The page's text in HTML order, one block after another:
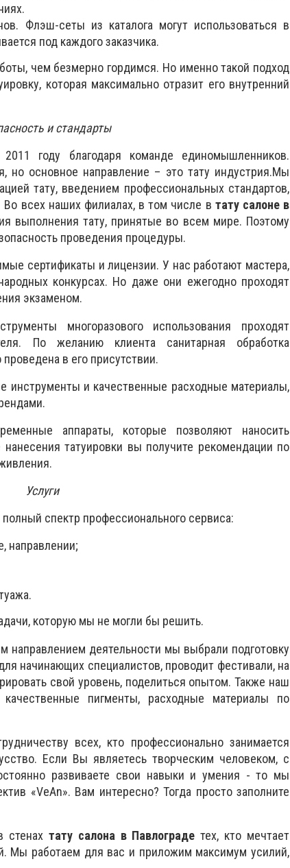
Флэш-сеты из каталога могут использоваться в
под каждого заказчика.
чем безмерно гордимся. Но именно такой подход
которая максимально отразит его внутренний
и стандарты
году благодаря команде единомышленников.
но основное направление – это тату индустрия.Мы
тату, введением профессиональных стандартов,
Во всех наших филиалах, в том числе в тату салоне в
выполнения тату, принятые во всем мире. Поэтому
проведения процедуры.
сертификаты и лицензии. У нас работают мастера,
конкурсах. Но даже они ежегодно проходят
экзаменом.
многоразового использования проходят
По желанию клиента санитарная обработка
в его присутствии.
инструменты и качественные расходные материалы,
аппараты, которые позволяют наносить
татуировки вы получите рекомендации по
Услуги
полный спектр профессионального сервиса:
направлении;
которую мы не могли бы решить.
направлением деятельности мы выбрали подготовку
начинающих специалистов, проводит фестивали, на
свой уровень, поделиться опытом. Также наш
качественные пигменты, расходные материалы по
всех, кто профессионально занимается
Если Вы являетесь творческим человеком, с
развиваете свои навыки и умения - то мы
«VeAn». Вам интересно? Тогда просто заполните
тату салона в Павлограде тех, кто мечтает
Мы работаем для вас и приложим максимум усилий,